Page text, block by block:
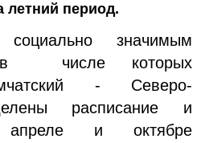
летний период.
значимым
в числе которых
- Северо-
расписание и
и октябре